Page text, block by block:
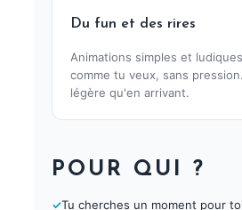
Du fun et des rires
Animations simples et
comme tu veux, sans
légère qu'en arrivant.
POUR QUI ?
✓Tu cherches un moment pour